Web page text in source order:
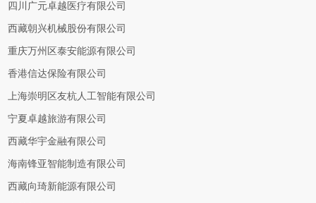
四川广元卓越医疗有限公司
西藏朝兴机械股份有限公司
重庆万州区泰安能源有限公司
香港信达保险有限公司
上海崇明区友杭人工智能有限公司
宁夏卓越旅游有限公司
西藏华宇金融有限公司
海南锋亚智能制造有限公司
西藏向琦新能源有限公司